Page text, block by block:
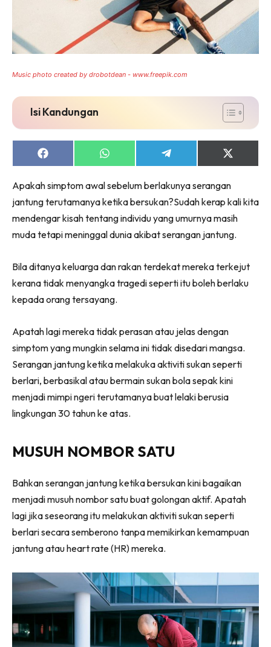
Music photo created by drobotdean - www.freepik.com
Isi Kandungan
Share
on
Share
on
Share
on
Share
on
(Twitter)
Apakah simptom awal sebelum berlakunya serangan
jantung terutamanya ketika bersukan?Sudah kerap kali kita
mendengar kisah tentang individu yang umurnya masih
muda tetapi meninggal dunia akibat serangan jantung.
Bila ditanya keluarga dan rakan terdekat mereka terkejut
kerana tidak menyangka tragedi seperti itu boleh berlaku
kepada orang tersayang.
Apatah lagi mereka tidak perasan atau jelas dengan
simptom yang mungkin selama ini tidak disedari mangsa.
Serangan jantung ketika melakuka aktiviti sukan seperti
berlari, berbasikal atau bermain sukan bola sepak kini
menjadi mimpi ngeri terutamanya buat lelaki berusia
lingkungan 30 tahun ke atas.
MUSUH NOMBOR SATU
Bahkan serangan jantung ketika bersukan kini bagaikan
menjadi musuh nombor satu buat golongan aktif. Apatah
lagi jika seseorang itu melakukan aktiviti sukan seperti
berlari secara semberono tanpa memikirkan kemampuan
jantung atau heart rate (HR) mereka.